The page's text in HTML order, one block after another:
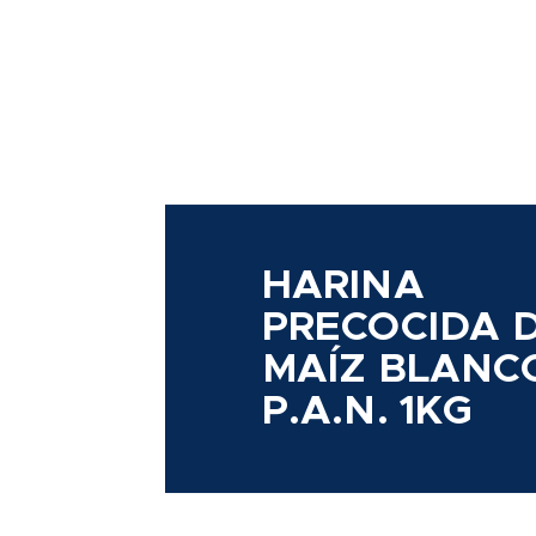
HARINA
PRECOCIDA
MAÍZ
P.A.N. 1KG